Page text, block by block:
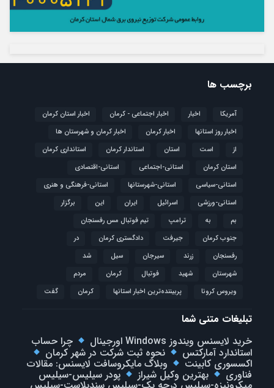
برچسب ها
آمریکا اخبار اخبار اجتماعی - کرمان
اخبار استان کرمان
اخبار روز استانها
اخبار کرمان
اخبار کرمان و شهرستان ها
از
است استان استاندار کرمان
استانداری کرمان
استان کرمان
استانی-اجتماعی
استانی-اقتصادی
استانی-سیاسی
استانی-شهرستانها
استانی-فرهنگی و هنری
استانی-ورزشی
اسرائیل ایران این
برگزار
بم
به ترامپ
تیم فوتبال مس رفسنجان
جنوب کرمان
جیرفت دادگستری کرمان
در
رفسنجان
زرند سیرجان سیل
شد
شهرستان
شهید فوتبال كرمان
مردم
ویروس کرونا
پربیننده‌ترین اخبار استانها کرمان گفت
تبلیغات متنی شما
خرید لایسنس ویندوز Windows اورجینال
چرا حساب
استاندارد آمارکتس نحوه ثبت شرکت در شهر کرمان
اکسسوری کابینت وبلاگ مایکروسافت لایسنس: مقالات
فناوری بهترین وکیل شیراز پودر سیلیس-سیلیس